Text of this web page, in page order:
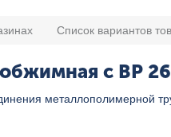
Список вариантов
с ВР
металлополимерной